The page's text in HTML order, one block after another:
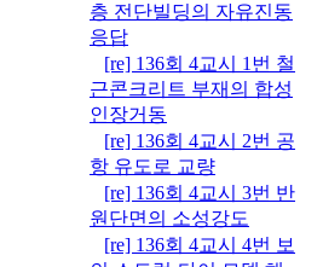
층 전단빌딩의 자유진동
응답
[re] 136회 4교시 1번 철
근콘크리트 부재의 합성
인장거동
[re] 136회 4교시 2번 공
항 유도로 교량
[re] 136회 4교시 3번 반
원단면의 소성강도
[re] 136회 4교시 4번 보